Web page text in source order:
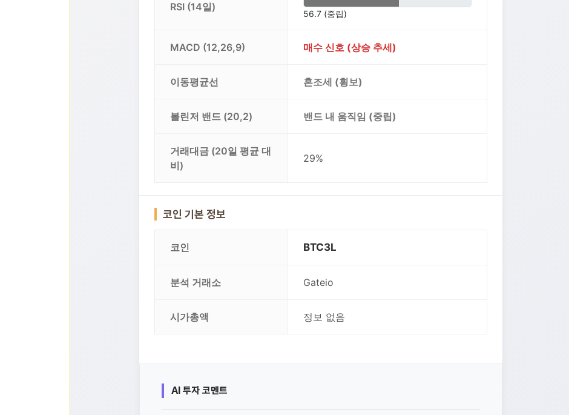
RSI (14일)
56.7 (중립)
MACD (12,26,9) 매수 신호 (상승 추세)
이동평균선 혼조세 (횡보)
볼린저 밴드 (20,2) 밴드 내 움직임 (중립)
거래대금 (20일 평균 대
비)
29%
코인 기본 정보
코인 BTC3L
분석 거래소 Gateio
시가총액 정보 없음
AI 투자 코멘트